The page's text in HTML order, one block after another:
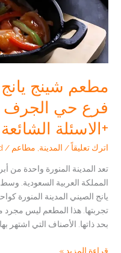
مطعم شينج يانج
فرع حي الجرف (
+الاسئلة
اترك تعليقاً / المدينة, مطاعم /
تعد المدينة المنورة واحدة من
المملكة العربية السعودية.
يانج الصيني المدينة المنورة
تجربتها. هذا المطعم ليس مجرد
بحد ذاتها. الأصناف التي اشتهر
مطعم
قراءة المزيد »